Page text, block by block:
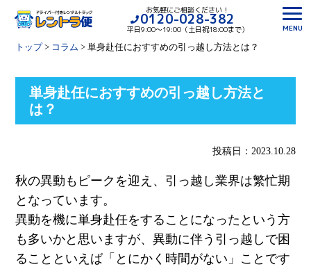
お気軽にご相談ください！
0120-028-382
平日9:00〜19:00（土日祝18:00まで）
MENU
トップ> コラム > 単身赴任におすすめの引っ越し方法とは？
単身赴任におすすめの引っ越し方法と
は？
投稿日：2023.10.28
秋の異動もピークを迎え、引っ越し業界は繁忙期
となっています。
異動を機に単身赴任をすることになったという方
も多いかと思いますが、異動に伴う引っ越しで困
ることといえば「とにかく時間がない」ことです